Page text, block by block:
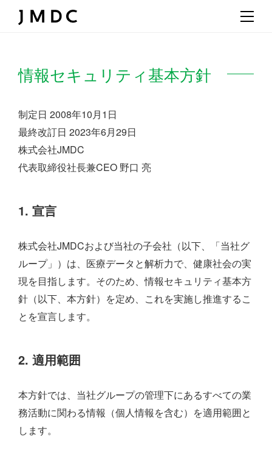
情報セキュリティ基本方針
制定日 2008年10月1日
最終改訂日 2023年6月29日
株式会社JMDC
代表取締役社長兼CEO 野口 亮
1. 宣言
株式会社JMDCおよび当社の子会社（以下、「当社グ
ループ」）は、医療データと解析力で、健康社会の実
現を目指します。そのため、情報セキュリティ基本方
針（以下、本方針）を定め、これを実施し推進するこ
とを宣言します。
2. 適用範囲
本方針では、当社グループの管理下にあるすべての業
務活動に関わる情報（個人情報を含む）を適用範囲と
します。